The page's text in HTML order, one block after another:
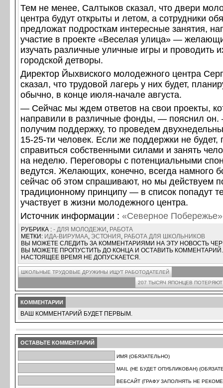
Тем не менее, Салтыков сказал, что двери
центра будут открыты и летом, а сотрудники
предложат подросткам интересные занятия,
участие в проекте «Веселая улица» —
изучать различные уличные игры и проводить
городской детворы.
Директор Йыхвиского молодежного центра
сказал, что трудовой лагерь у них будет,
обычно, в конце июля-начале августа.
— Сейчас мы ждем ответов на свои проекты,
направили в различные фонды, — пояснил
получим поддержку, то проведем
15-25-ти человек. Если же поддержки не будет,
справиться собственными силами и занять
на неделю. Переговоры с потенциальными
ведутся. Желающих, конечно, всегда намного
сейчас об этом спрашивают, но мы действуем
традиционному принципу — в список попадут
участвует в жизни молодежного центра.
Источник информации : «Северное Побережье»
РУБРИКА : - ДЛЯ МОЛОДЕЖИ , РАБОТА
МЕТКИ: ИДА-ВИРУМАА, ЭСТОНИЯ , РАБОТА ДЛЯ ШКОЛЬНИКОВ
ВЫ МОЖЕТЕ СЛЕДИТЬ ЗА КОММЕНТАРИЯМИ НА ЭТУ НОВОСТЬ
ВЫ МОЖЕТЕ ПРОПУСТИТЬ ДО КОНЦА И ОСТАВИТЬ
НАСТОЯЩЕЕ ВРЕМЯ НЕ ДОПУСКАЕТСЯ.
ШКОЛЬНЫЕ ТРУДОВЫЕ ДРУЖИНЫ ИЩУТ РАБОТОДАТЕЛЕЙ
207 ТЫСЯЧ ЯПОНЦЕВ
КОММЕНТАРИИ
ВАШ КОММЕНТАРИЙ БУДЕТ ПЕРВЫМ.
ОСТАВЬТЕ КОММЕНТАРИЙ
ИМЯ (ОБЯЗАТЕЛЬНО)
MAIL (НЕ БУДЕТ ОПУБЛИКОВАН)
ВЕБСАЙТ (ГРАФУ ЗАПОЛНЯТЬ НЕ